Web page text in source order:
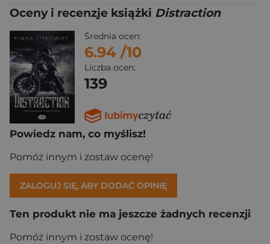
Oceny i recenzje książki Distraction
Średnia ocen:
6.94 /10
Liczba ocen:
139
Powiedz nam, co myślisz!
Pomóż innym i zostaw ocenę!
ZALOGUJ SIĘ, ABY DODAĆ OPINIĘ
Ten produkt nie ma jeszcze żadnych recenzji
Pomóż innym i zostaw ocenę!